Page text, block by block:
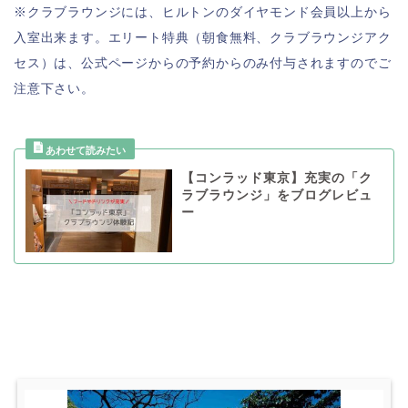
※クラブラウンジには、ヒルトンのダイヤモンド会員以上から
入室出来ます。エリート特典（朝食無料、クラブラウンジアク
セス）は、公式ページからの予約からのみ付与されますのでご
注意下さい。
【コンラッド東京】充実の「ク
ラブラウンジ」をブログレビュ
ー